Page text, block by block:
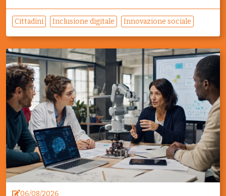
Cittadini Inclusione digitale Innovazione sociale
06/08/2026